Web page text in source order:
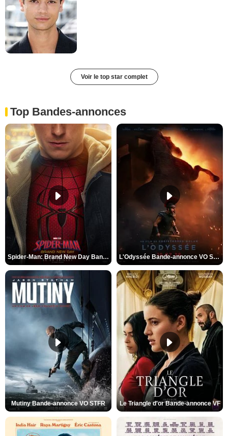
Voir le top star complet
Top Bandes-annonces
Spider-Man: Brand New Day Bande-annonce VO STFR L'Odyssée Bande-annonce VO STFR
Mutiny Bande-annonce VO STFR Le Triangle d'or Bande-annonce VF